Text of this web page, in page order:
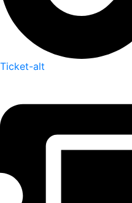
Ticket-alt